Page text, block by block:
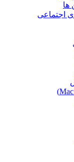
ها
اجتماعی